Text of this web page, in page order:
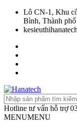
Lô CN-1, Khu
Bình, Thành
Hotline tư vấn hỗ trợ
MENUMENU